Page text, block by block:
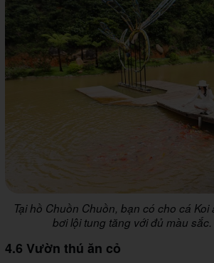
Tại hồ Chuồn Chuồn, bạn có cho cá
bơi lội tung tăng với đủ màu
4.6 Vườn thú ăn cỏ